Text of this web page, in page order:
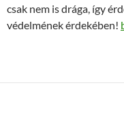
csak nem is drága, így
védelmének érdekében!